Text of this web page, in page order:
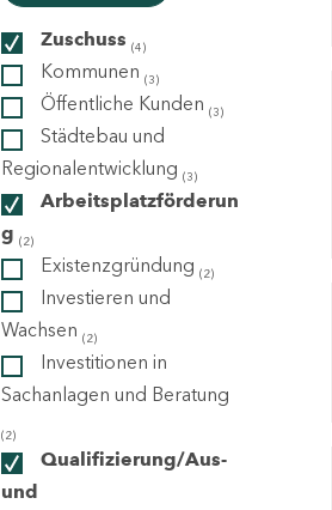
Zuschuss (4)
Kommunen (3)
Öffentliche Kunden (3)
Städtebau und
Regionalentwicklung (3)
Arbeitsplatzförderun
g (2)
Existenzgründung (2)
Investieren und
Wachsen (2)
Investitionen in
Sachanlagen und Beratung
(2)
Qualifizierung/Aus-
und